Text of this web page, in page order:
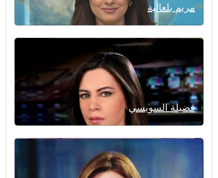
مريم بلعالية
فضيلة السويسي